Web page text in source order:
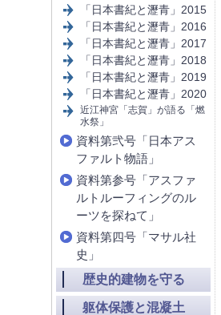
「日本書紀と瀝青」2015
「日本書紀と瀝青」2016
「日本書紀と瀝青」2017
「日本書紀と瀝青」2018
「日本書紀と瀝青」2019
「日本書紀と瀝青」2020
近江神宮「志賀」が語る「燃
水祭」
資料第弐号「日本アス
ファルト物語」
資料第参号「アスファ
ルトルーフィングのル
ーツを探ねて」
資料第四号「マサル社
史」
歴史的建物を守る
躯体保護と混凝土